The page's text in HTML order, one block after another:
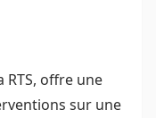
RTS, offre une
sur une